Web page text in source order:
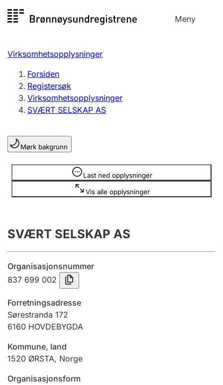
til
Meny
Registersøk
Aksjeselskap
Enkeltpersonforetak
Registrere, endre, slette
Lag og forening
Registrere, endre, slette
Årsregnskap
Innsending og forsinkelsesgebyr
Jeger
Ektepaktveileder
Virksomhetsopplysninger
Forsiden
Registersøk
Virksomhetsopplysninger
SVÆRT SELSKAP AS
Mørk bakgrunn
Last ned opplysninger
Vis alle opplysninger
Opplysninger er skjult
SVÆRT SELSKAP AS
Organisasjonsnummer
837 699 002
Forretningsadresse
Sørestranda 172
6160 HOVDEBYGDA
Kommune, land
1520 ØRSTA, Norge
Organisasjonsform